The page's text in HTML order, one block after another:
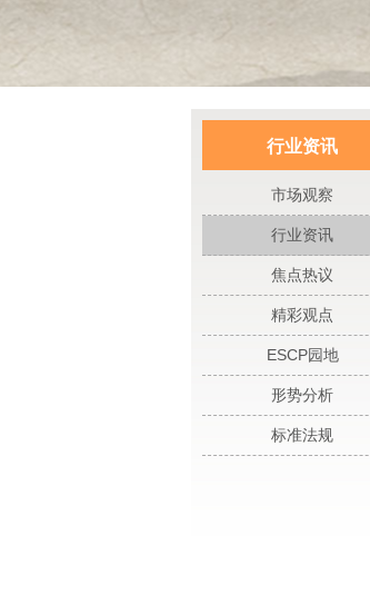
行业资讯
市场观察
行业资讯
焦点热议
精彩观点
ESCP园地
形势分析
标准法规